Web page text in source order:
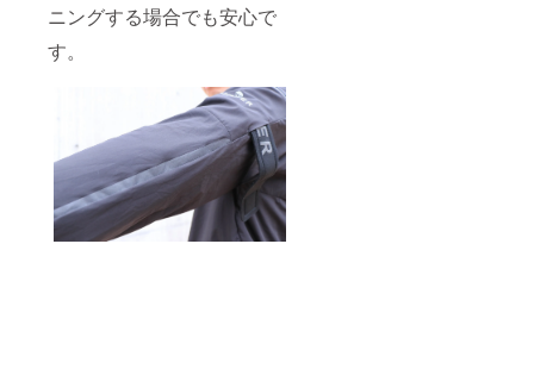
ニングする場合でも安心で
す。